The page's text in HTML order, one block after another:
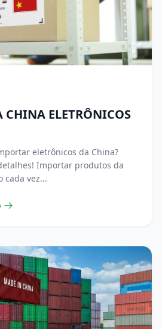
CHINA ELETRÔNICOS
eletrônicos da China?
Importar produtos da
cada vez...